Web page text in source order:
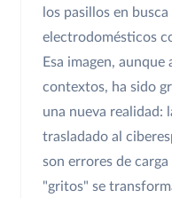
los pasillos en
electrodomésticos
Esa imagen,
contextos, ha sido
una nueva realidad:
trasladado al
son errores de
"gritos" se